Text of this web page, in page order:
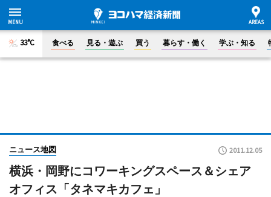
33°C 食べる 見る・遊ぶ 買う 暮らす・働く 学ぶ・知る
ニュース地図 2011.12.05
横浜・岡野にコワーキングスペース＆シェア
オフィス「タネマキカフェ」